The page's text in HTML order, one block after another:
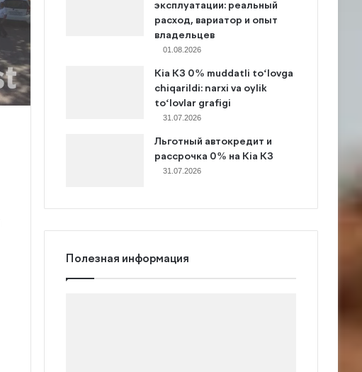
эксплуатации: реальный
расход, вариатор и опыт
владельцев
01.08.2026
Kia K3 0% muddatli to‘lovga
chiqarildi: narxi va oylik
to‘lovlar grafigi
31.07.2026
Льготный автокредит и
рассрочка 0% на Kia K3
31.07.2026
Полезная информация